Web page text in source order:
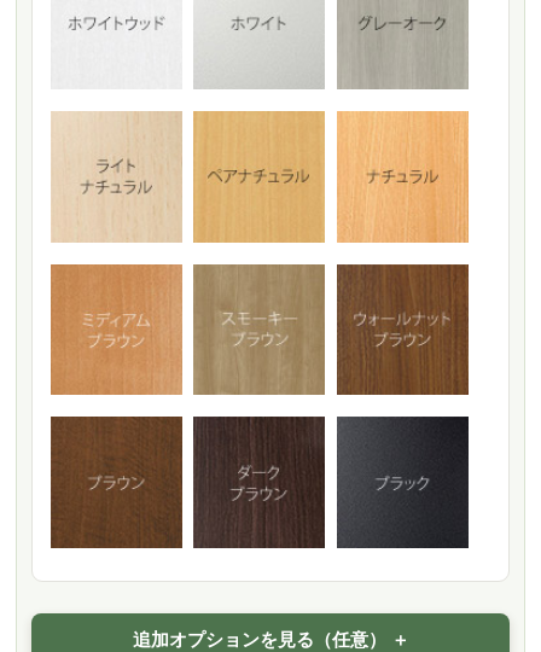
追加オプションを見る（任意）